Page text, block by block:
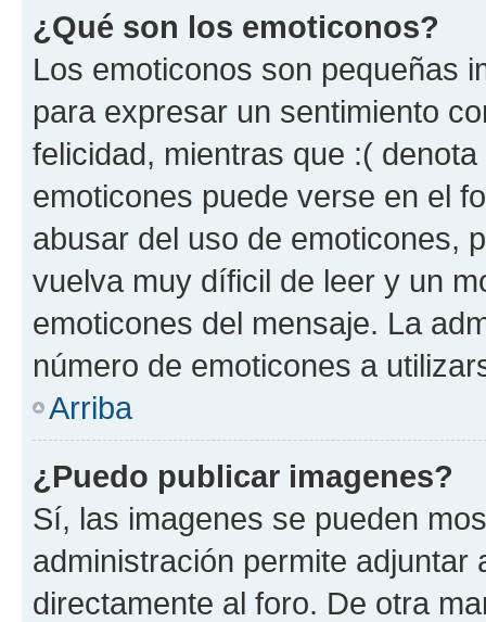
¿Qué son los emoticonos?
Los emoticonos son pequeñas
para expresar un sentimiento
felicidad, mientras que :(
emoticones puede verse en el
abusar del uso de emoticones,
vuelva muy díficil de leer y un
emoticones del mensaje. La
número de emoticones a
Arriba
¿Puedo publicar imagenes?
Sí, las imagenes se pueden
administración permite
directamente al foro. De otra